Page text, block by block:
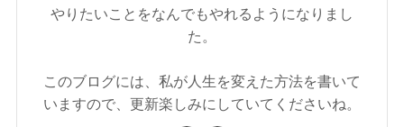
やりたいことをなんでもやれるようになりまし
た。
このブログには、私が人生を変えた方法を書いて
いますので、更新楽しみにしていてくださいね。